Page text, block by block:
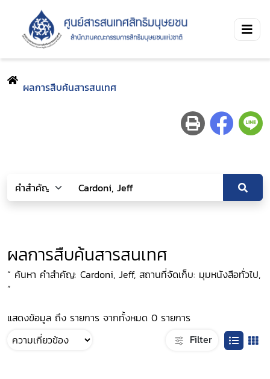
ผลการสืบค้นสารสนเทศ
ผลการสืบค้นสารสนเทศ
“ ค้นหา คำสำคัญ: Cardoni, Jeff, สถานที่จัดเก็บ: มุมหนังสือทั่วไป,
”
แสดงข้อมูล ถึง รายการ จากทั้งหมด 0 รายการ
Filter